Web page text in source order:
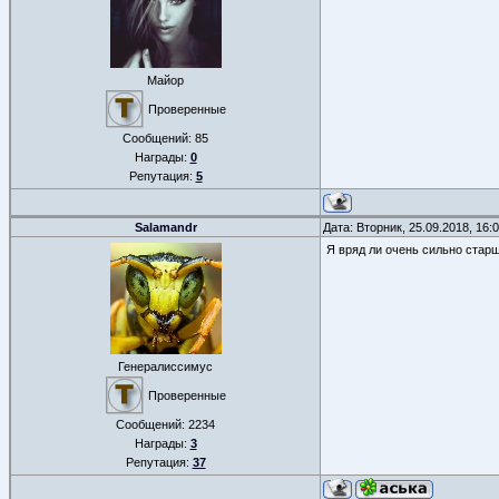
Майор
Проверенные
Сообщений: 85
Награды: 0
Репутация: 5
Salamandr Дата: Вторник, 25.09.2018,
Генералиссимус
Проверенные
Сообщений: 2234
Награды: 3
Репутация: 37
Я вряд ли очень сильно